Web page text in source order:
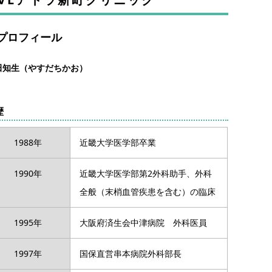
ロフィール
生（やすだちかお）
1988年 近畿大学医学部卒業
1990年
近畿大学医学部第2外科助手、外科
全般（末梢血管疾患を含む）の臨床
1995年 大阪府済生会中津病院 外科医員
1997年 国保直営串本病院外科部長